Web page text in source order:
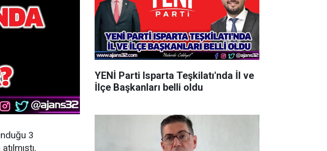
3
YENİ Parti Isparta Teşkilatı'nda İl ve
İlçe Başkanları belli oldu